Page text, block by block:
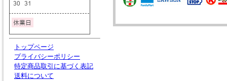
トップページ
プライバシーポリシー
特定商品取引に基づく表記
送料について